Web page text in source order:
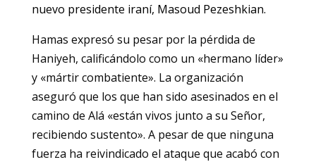
nuevo presidente iraní, Masoud Pezeshkian.
Hamas expresó su pesar por la pérdida de
Haniyeh, calificándolo como un «hermano líder»
y «mártir combatiente». La organización
aseguró que los que han sido asesinados en el
camino de Alá «están vivos junto a su Señor,
recibiendo sustento». A pesar de que ninguna
fuerza ha reivindicado el ataque que acabó con